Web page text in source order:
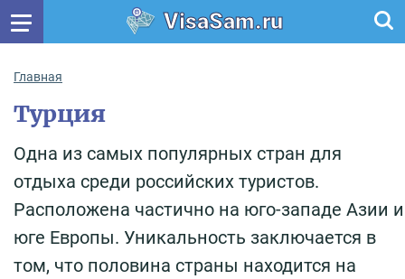
VisaSam.ru
Главная
Турция
Одна из самых популярных стран для
отдыха среди российских туристов.
Расположена частично на юго-западе Азии и
юге Европы. Уникальность заключается в
том, что половина страны находится на